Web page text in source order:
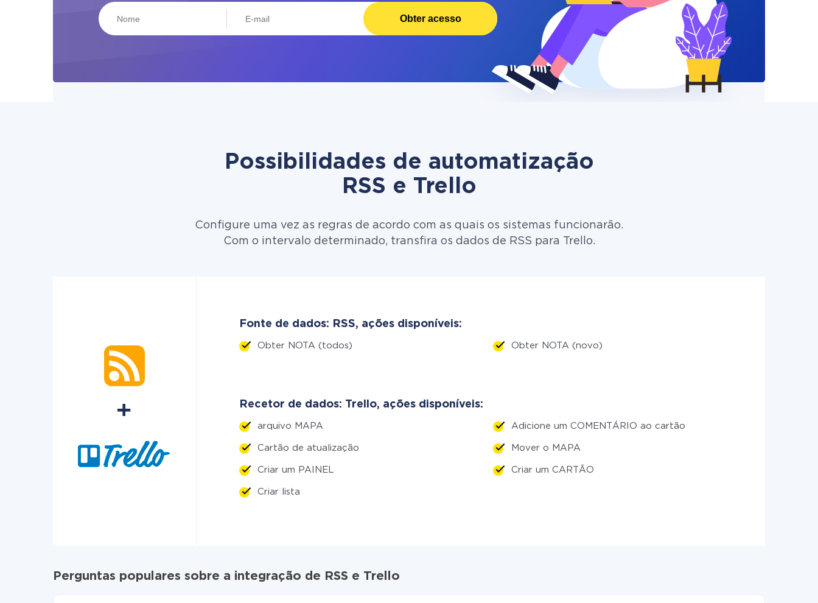
Obter acesso
Possibilidades de automatização
RSS e Trello
Configure uma vez as regras de acordo com as quais os sistemas funcionarão.
Com o intervalo determinado, transfira os dados de RSS para Trello.
Fonte de dados: RSS, ações disponíveis:
Obter NOTA (todos) Obter NOTA (novo)
Recetor de dados: Trello, ações disponíveis:
arquivo MAPA Adicione um COMENTÁRIO ao cartão
Cartão de atualização Mover o MAPA
Criar um PAINEL Criar um CARTÃO
Criar lista
Perguntas populares sobre a integração de RSS e Trello